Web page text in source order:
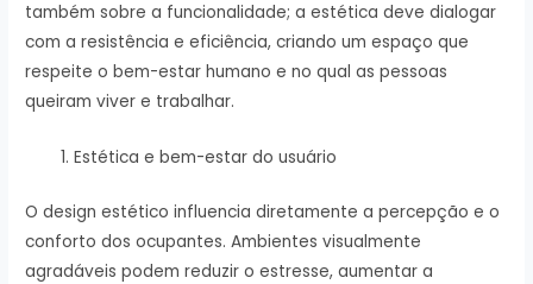
também sobre a funcionalidade; a estética deve dialogar
com a resistência e eficiência, criando um espaço que
respeite o bem-estar humano e no qual as pessoas
queiram viver e trabalhar.
Estética e bem-estar do usuário
O design estético influencia diretamente a percepção e o
conforto dos ocupantes. Ambientes visualmente
agradáveis podem reduzir o estresse, aumentar a